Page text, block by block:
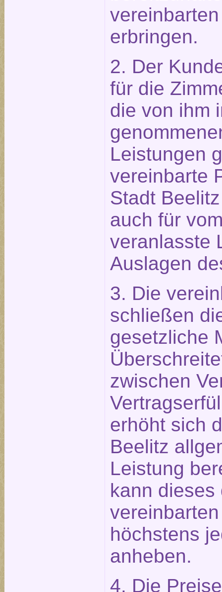
erbringen.
2. Der
für die
die von ihm
Leistungen
vereinbarte
Stadt
auch für
veranlasste
Auslagen
3. Die
schließen
gesetzliche
zwischen
erhöht sich
Beelitz
Leistung
kann dieses
höchstens
anheben.
4. Die